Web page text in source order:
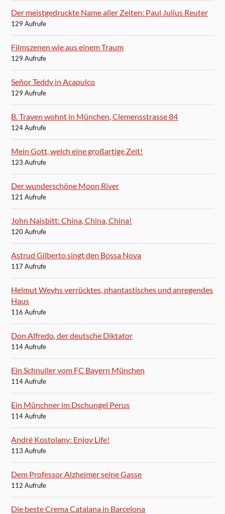
Der meistgedruckte Name aller Zeiten: Paul Julius Reuter
129 Aufrufe
Filmszenen wie aus einem Traum
129 Aufrufe
Señor Teddy in Acapulco
129 Aufrufe
B. Traven wohnt in München, Clemensstrasse 84
124 Aufrufe
Mein Gott, welch eine großartige Zeit!
123 Aufrufe
Der wunderschöne Moon River
121 Aufrufe
John Naisbitt: China, China, China!
120 Aufrufe
Astrud Gilberto singt den Bossa Nova
117 Aufrufe
Helmut Weyhs verrücktes, phantastisches und anregendes
Haus
116 Aufrufe
Don Alfredo, der deutsche Diktator
114 Aufrufe
Ein Schnuller vom FC Bayern München
114 Aufrufe
Ein Münchner im Dschungel Perus
114 Aufrufe
André Kostolany: Enjoy Life!
113 Aufrufe
Dem Professor Alzheimer seine Gasse
112 Aufrufe
Die beste Crema Catalana in Barcelona